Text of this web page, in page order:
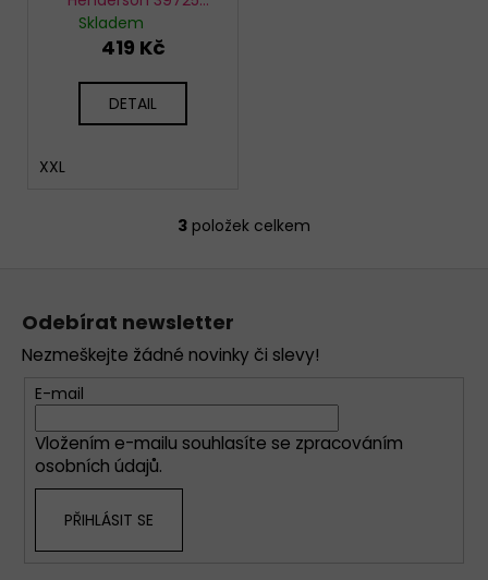
nature
Skladem
419 Kč
DETAIL
XXL
O
a
í
p
r
3 položek celkem
Odebírat newsletter
Nezmeškejte žádné novinky či slevy!
E-mail
Vložením e-mailu souhlasíte se zpracováním
osobních údajů.
PŘIHLÁSIT SE